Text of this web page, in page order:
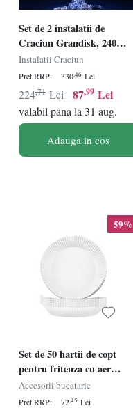
Set de 2 instalatii de
Craciun Grandisk, 240
LED-uri, alb rece, 6,3 m
Instalatii Craciun
Pret RRP: 330,46 Lei
87,99 Lei
224,71 Lei
valabil pana la 31 aug.
Adauga in cos
59%
Set de 50 hartii de copt
pentru friteuza cu aer
TOYVIDDY, alb, 20 x 4,5
cm
Accesorii bucatarie
Pret RRP: 72,45 Lei